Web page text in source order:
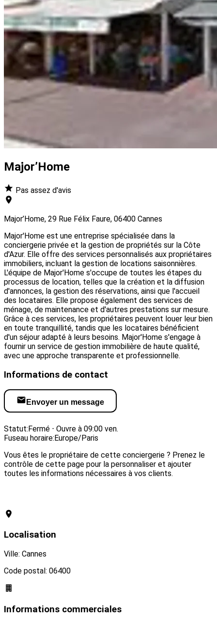
Major’Home
Pas assez d'avis
Major’Home, 29 Rue Félix Faure, 06400 Cannes
Major'Home est une entreprise spécialisée dans la
conciergerie privée et la gestion de propriétés sur la Côte
d'Azur. Elle offre des services personnalisés aux propriétaires
immobiliers, incluant la gestion de locations saisonnières.
L'équipe de Major'Home s'occupe de toutes les étapes du
processus de location, telles que la création et la diffusion
d'annonces, la gestion des réservations, ainsi que l'accueil
des locataires. Elle propose également des services de
ménage, de maintenance et d'autres prestations sur mesure.
Grâce à ces services, les propriétaires peuvent louer leur bien
en toute tranquillité, tandis que les locataires bénéficient
d'un séjour adapté à leurs besoins. Major'Home s'engage à
fournir un service de gestion immobilière de haute qualité,
avec une approche transparente et professionnelle.
Informations de contact
Envoyer un message
Statut:Fermé ⋅ Ouvre à 09:00 ven.
Fuseau horaire:Europe/Paris
Vous êtes le propriétaire de cette conciergerie ? Prenez le
contrôle de cette page pour la personnaliser et ajouter
toutes les informations nécessaires à vos clients.
Localisation
Ville: Cannes
Code postal: 06400
Informations commerciales